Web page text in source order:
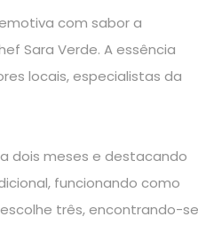
com sabor a
Sara Verde. A essência
locais, especialistas da
dois meses e destacando
funcionando como
três, encontrando-se